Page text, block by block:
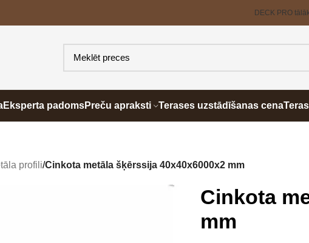
DECK PRO
Eksperta padomsPreču apraksti Terases uzstādīšanas cena
profili/Cinkota metāla šķērssija 40x40x6000x2 mm
Cinkota
mm